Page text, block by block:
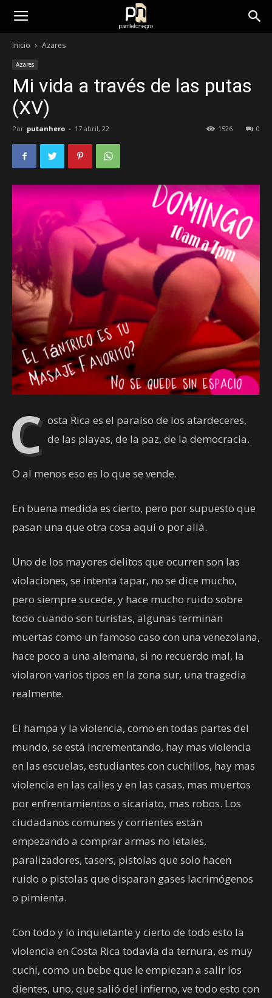
panfletonegro
Inicio Azares
Azares
Mi vida a través de las putas
(XV)
Por putanhero - 17 abril, 22 0
1526
C osta Rica es el paraíso de los atardeceres,
de las playas, de la paz, de la democracia.
O al menos eso es lo que se vende.
En buena medida es cierto, pero por supuesto que
pasan una que otra cosa aquí o por allá.
Uno de los mayores delitos que ocurren son las
violaciones, se intenta tapar, no se dice mucho,
pero siempre sucede, y hace mucho ruido sobre
todo cuando son turistas, algunas terminan
muertas como un famoso caso con una venezolana,
hace poco a una alemana, si no recuerdo mal, la
violaron varios tipos en la zona sur, una tragedia
realmente.
El hampa y la violencia, como en todas partes del
mundo, se está incrementando, hay mas violencia
en las escuelas, estudiantes con cuchillos, hay mas
violencia en las calles y en las casas, mas muertos
por enfrentamientos o sicariato, mas robos. Los
ciudadanos comunes y corrientes están
empezando a comprar armas no letales,
paralizadores, tasers, pistolas que solo hacen
ruido o pistolas que disparan gases lacrimógenos
o pimienta.
Con todo y lo inquietante y cierto de todo esto la
violencia en Costa Rica todavía da ternura, es muy
cuchi, como un bebe que le empiezan a salir los
dientes, uno, que salió del infierno, ve todo esto con